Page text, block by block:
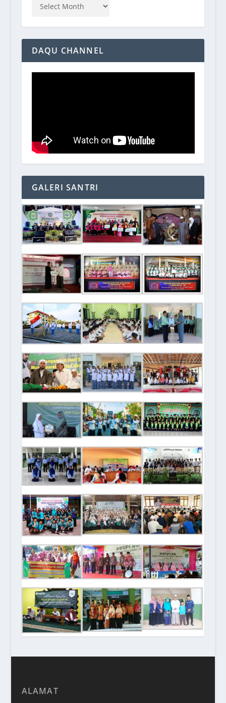
DAQU CHANNEL
GALERI SANTRI
ALAMAT